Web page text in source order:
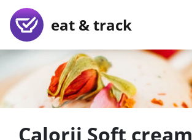
eat & track
Calorii Soft cream